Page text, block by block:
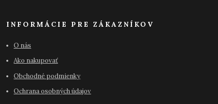
INFORMÁCIE PRE ZÁKAZNÍKOV
O nás
Ako nakupovať
Obchodné podmienky
Ochrana osobných údajov